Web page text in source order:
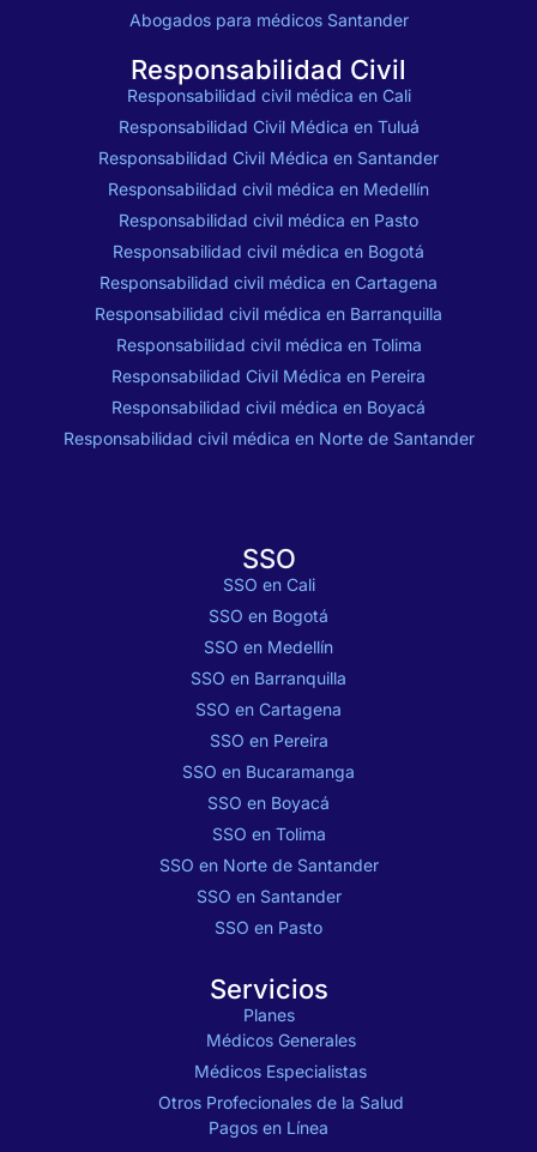
Abogados para médicos Santander
Responsabilidad Civil
Responsabilidad civil médica en Cali
Responsabilidad Civil Médica en Tuluá
Responsabilidad Civil Médica en Santander
Responsabilidad civil médica en Medellín
Responsabilidad civil médica en Pasto
Responsabilidad civil médica en Bogotá
Responsabilidad civil médica en Cartagena
Responsabilidad civil médica en Barranquilla
Responsabilidad civil médica en Tolima
Responsabilidad Civil Médica en Pereira
Responsabilidad civil médica en Boyacá
Responsabilidad civil médica en Norte de Santander
SSO
SSO en Cali
SSO en Bogotá
SSO en Medellín
SSO en Barranquilla
SSO en Cartagena
SSO en Pereira
SSO en Bucaramanga
SSO en Boyacá
SSO en Tolima
SSO en Norte de Santander
SSO en Santander
SSO en Pasto
Servicios
Planes
Médicos Generales
Médicos Especialistas
Otros Profecionales de la Salud
Pagos en Línea